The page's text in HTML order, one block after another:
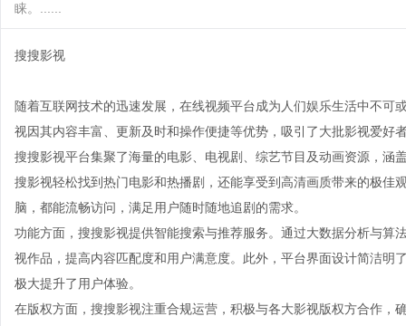
睐。......
搜搜影视
随着互联网技术的迅速发展，在线视频平台成为人们娱乐生活中不
视因其内容丰富、更新及时和操作便捷等优势，吸引了大批影视爱好
搜搜影视平台集聚了海量的电影、电视剧、综艺节目及动画资源，涵
搜影视轻松找到热门电影和热播剧，还能享受到高清画质带来的极佳
脑，都能流畅访问，满足用户随时随地追剧的需求。
功能方面，搜搜影视提供智能搜索与推荐服务。通过大数据分析与算
视作品，提高内容匹配度和用户满意度。此外，平台界面设计简洁明
极大提升了用户体验。
在版权方面，搜搜影视注重合规运营，积极与各大影视版权方合作，